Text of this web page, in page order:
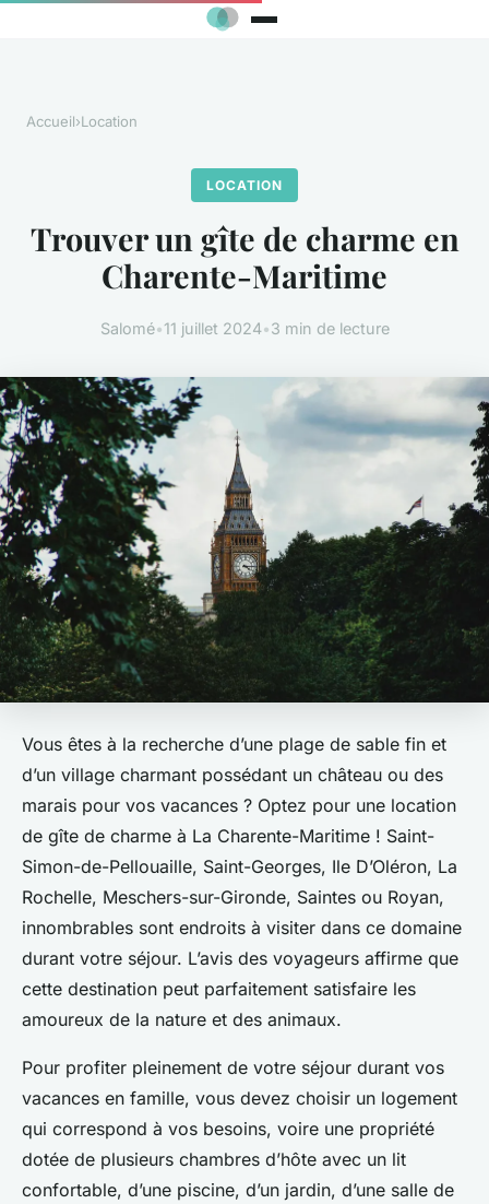
Accueil›Location
LOCATION
Trouver un gîte de charme en
Charente-Maritime
Salomé•11 juillet 2024•3 min de lecture
Vous êtes à la recherche d’une plage de sable fin et
d’un village charmant possédant un château ou des
marais pour vos vacances ? Optez pour une location
de gîte de charme à La Charente-Maritime ! Saint-
Simon-de-Pellouaille, Saint-Georges, Ile D’Oléron, La
Rochelle, Meschers-sur-Gironde, Saintes ou Royan,
innombrables sont endroits à visiter dans ce domaine
durant votre séjour. L’avis des voyageurs affirme que
cette destination peut parfaitement satisfaire les
amoureux de la nature et des animaux.
Pour profiter pleinement de votre séjour durant vos
vacances en famille, vous devez choisir un logement
qui correspond à vos besoins, voire une propriété
dotée de plusieurs chambres d’hôte avec un lit
confortable, d’une piscine, d’un jardin, d’une salle de